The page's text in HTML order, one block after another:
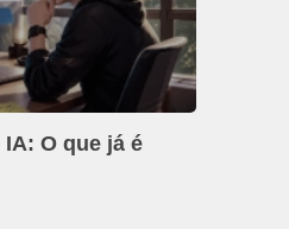
O que já é